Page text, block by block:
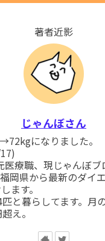
著者近影
じゃんぼさん
になりました。
医療職、現じゃんぼ
岡県から最新のダイ
ます。
匹と暮らしてます。月
え。